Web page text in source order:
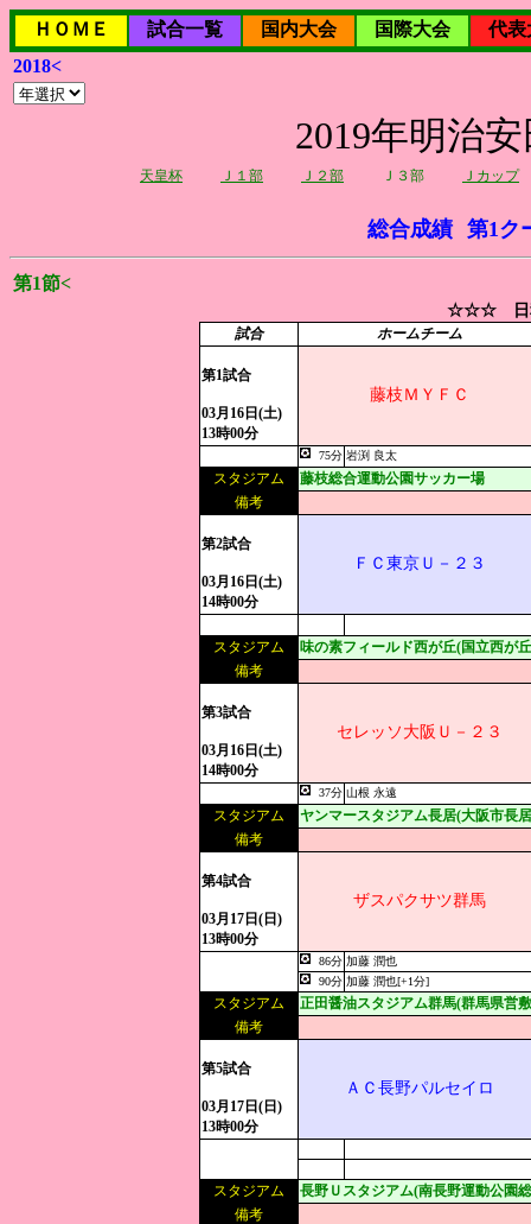
ＨＯＭＥ 試合一覧 国内大会 国際大会
代表
2018<
2019年明治
天皇杯 Ｊ１部 Ｊ２部 Ｊ３部 Ｊカップ
総合成績 第1ク
第1節<
☆☆☆ 日
試合 ホームチーム
第1試合
03月16日(土)
13時00分
藤枝ＭＹＦＣ
75分 岩渕 良太
スタジアム
藤枝総合運動公園サッカー場
備考
第2試合
03月16日(土)
14時00分
ＦＣ東京Ｕ－２３
スタジアム
味の素フィールド西が丘(国立西が
備考
第3試合
03月16日(土)
14時00分
セレッソ大阪Ｕ－２３
37分 山根 永遠
スタジアム
ヤンマースタジアム長居(大阪市長
備考
第4試合
03月17日(日)
13時00分
ザスパクサツ群馬
86分 加藤 潤也
90分 加藤 潤也[+1分]
スタジアム
正田醤油スタジアム群馬(群馬県営
備考
第5試合
03月17日(日)
13時00分
ＡＣ長野パルセイロ
スタジアム
長野Ｕスタジアム(南長野運動公園
備考